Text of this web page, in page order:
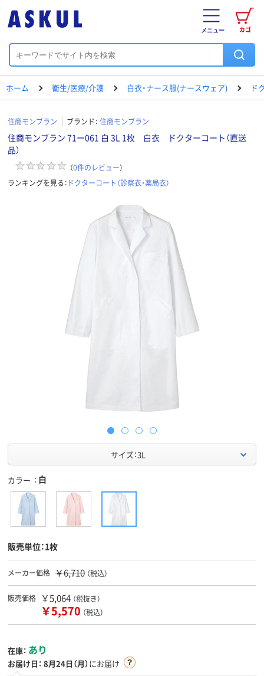
カゴ
メニュー
ホーム 衛生/医療/介護 白衣・ナース服(ナースウェア) ド
住商モンブラン ブランド： 住商モンブラン
住商モンブラン 71ー061 白 3L 1枚 白衣 ドクターコート（直送
品）
（0件のレビュー）
ランキングを見る： ドクターコート（診察衣・薬局衣）
サイズ：3L
カラー 白
販売単位：1枚
メーカー価格 ￥6,710 （税込）
販売価格 ￥5,064 （税抜き）
￥5,570 （税込）
在庫： あり
お届け日： 8月24日（月）にお届け